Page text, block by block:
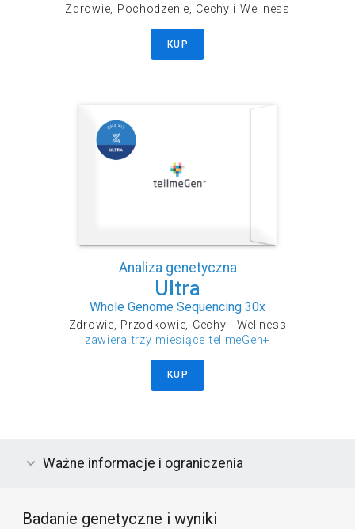
Zdrowie, Pochodzenie, Cechy i Wellness
KUP
Analiza genetyczna
Ultra
Whole Genome Sequencing 30x
Zdrowie, Przodkowie, Cechy i Wellness
zawiera trzy miesiące tellmeGen+
KUP
Ważne informacje i ograniczenia
Badanie genetyczne i wyniki